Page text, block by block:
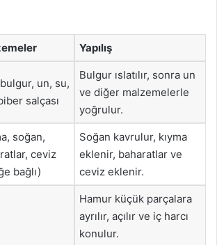
Yapılış
un, su,
salçası
Bulgur ıslatılır, sonra un
ve diğer malzemelerle
yoğrulur.
soğan,
ceviz
bağlı)
Soğan kavrulur, kıyma
eklenir, baharatlar ve
ceviz eklenir.
Hamur küçük parçalara
ayrılır, açılır ve iç harcı
konulur.